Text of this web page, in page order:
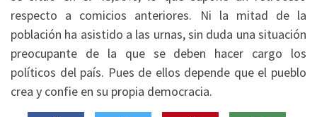
respecto a comicios anteriores. Ni la mitad de la
población ha asistido a las urnas, sin duda una situación
preocupante de la que se deben hacer cargo los
políticos del país. Pues de ellos depende que el pueblo
crea y confie en su propia democracia.